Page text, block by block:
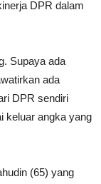
DPR dalam
Supaya ada
ada
DPR sendiri
keluar angka yang
(65) yang